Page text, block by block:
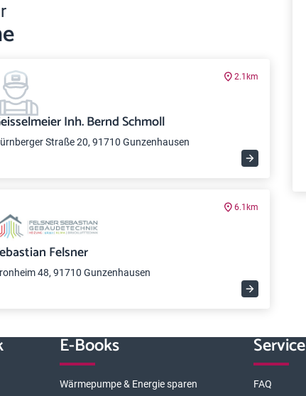
2.1km
Inh. Bernd Schmoll
Straße 20, 91710 Gunzenhausen
6.1km
Felsner
48, 91710 Gunzenhausen
E-Books
Wärmepumpe & Energie sparen
Service
FAQ